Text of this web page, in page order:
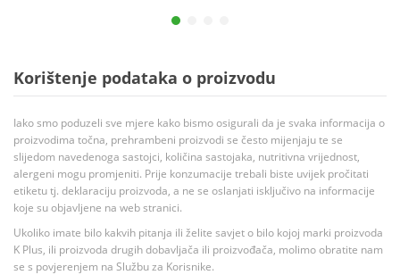
Korištenje podataka o proizvodu
Iako smo poduzeli sve mjere kako bismo osigurali da je svaka informacija o
proizvodima točna, prehrambeni proizvodi se često mijenjaju te se
slijedom navedenoga sastojci, količina sastojaka, nutritivna vrijednost,
alergeni mogu promjeniti. Prije konzumacije trebali biste uvijek pročitati
etiketu tj. deklaraciju proizvoda, a ne se oslanjati isključivo na informacije
koje su objavljene na web stranici.
Ukoliko imate bilo kakvih pitanja ili želite savjet o bilo kojoj marki proizvoda
K Plus, ili proizvoda drugih dobavljača ili proizvođača, molimo obratite nam
se s povjerenjem na Službu za Korisnike.